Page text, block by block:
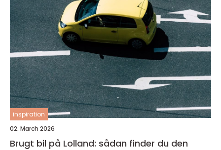
inspiration
02. March 2026
Brugt bil på Lolland: sådan finder du den